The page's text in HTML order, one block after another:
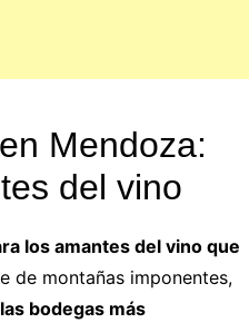
Mendoza:
del vino
los amantes del vino que
de montañas imponentes,
bodegas más